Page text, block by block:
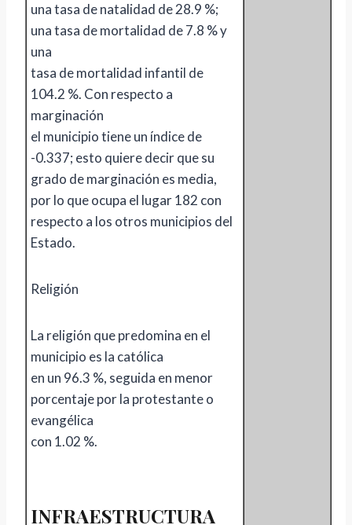
una tasa de natalidad de 28.9 %;
una tasa de mortalidad de 7.8 % y
una
tasa de mortalidad infantil de
104.2 %. Con respecto a
marginación
el municipio tiene un índice de
-0.337; esto quiere decir que su
grado de marginación es media,
por lo que ocupa el lugar 182 con
respecto a los otros municipios del
Estado.
Religión
La religión que predomina en el
municipio es la católica
en un 96.3 %, seguida en menor
porcentaje por la protestante o
evangélica
con 1.02 %.
INFRAESTRUCTURA